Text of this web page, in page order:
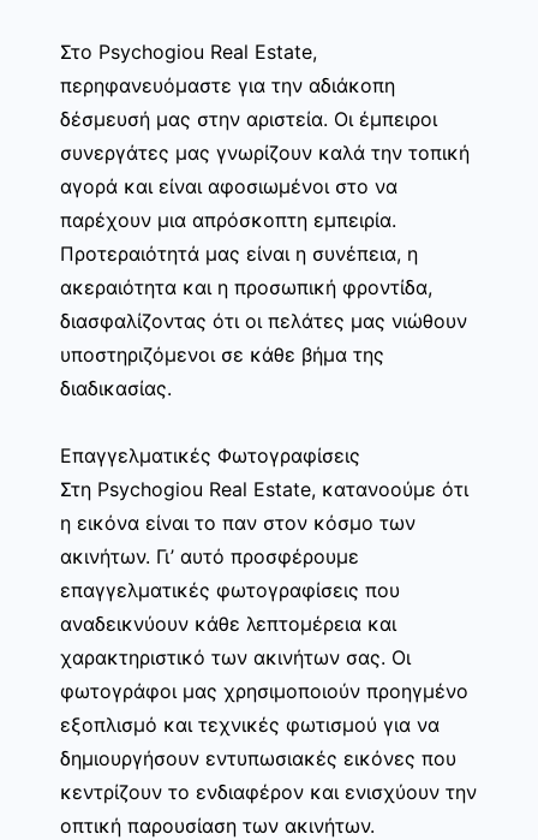
Στο Psychogiou Real Estate,
περηφανευόμαστε για την αδιάκοπη
δέσμευσή μας στην αριστεία. Οι έμπειροι
συνεργάτες μας γνωρίζουν καλά την τοπική
αγορά και είναι αφοσιωμένοι στο να
παρέχουν μια απρόσκοπτη εμπειρία.
Προτεραιότητά μας είναι η συνέπεια, η
ακεραιότητα και η προσωπική φροντίδα,
διασφαλίζοντας ότι οι πελάτες μας νιώθουν
υποστηριζόμενοι σε κάθε βήμα της
διαδικασίας.
Επαγγελματικές Φωτογραφίσεις
Στη Psychogiou Real Estate, κατανοούμε ότι
η εικόνα είναι το παν στον κόσμο των
ακινήτων. Γι’ αυτό προσφέρουμε
επαγγελματικές φωτογραφίσεις που
αναδεικνύουν κάθε λεπτομέρεια και
χαρακτηριστικό των ακινήτων σας. Οι
φωτογράφοι μας χρησιμοποιούν προηγμένο
εξοπλισμό και τεχνικές φωτισμού για να
δημιουργήσουν εντυπωσιακές εικόνες που
κεντρίζουν το ενδιαφέρον και ενισχύουν την
οπτική παρουσίαση των ακινήτων.